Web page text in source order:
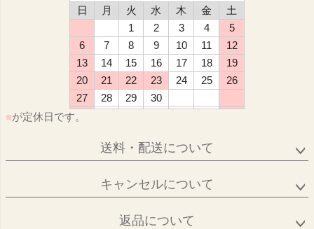
日
月 火 水 木 金
土
1
2 3 4
5
6
7 8 9 10 11
12
13
14 15 16 17 18
19
20
21 22 23 24 25
26
27
28 29
30
■が定休日です。
送料・配送について
キャンセルについて
返品について